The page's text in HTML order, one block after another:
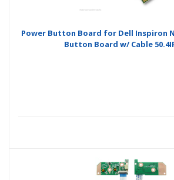
Power Button Board for Dell Inspiron
Button Board w/ Cable